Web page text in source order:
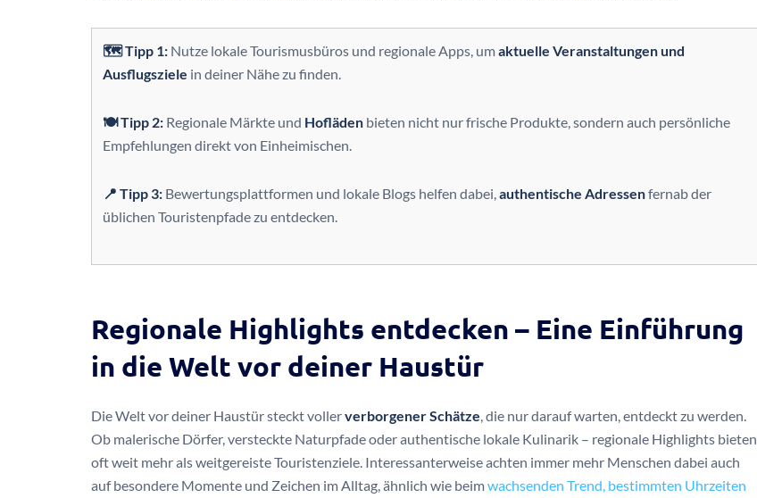
🗺️ Tipp 1: Nutze lokale Tourismusbüros und regionale Apps, umaktuelle Veranstaltungen und
Ausflugsziele in deiner Nähe zu finden.
🍽️ Tipp 2: Regionale Märkte und Hofläden bieten nicht nur frische Produkte, sondern auch persönliche
Empfehlungen direkt von Einheimischen.
📍 Tipp 3: Bewertungsplattformen und lokale Blogs helfen dabei,authentische Adressenfernab der
üblichen Touristenpfade zu entdecken.
Regionale Highlights entdecken – Eine Einführung
in die Welt vor deiner Haustür
Die Welt vor deiner Haustür steckt vollerverborgener Schätze, die nur darauf warten, entdeckt zu werden.
Ob malerische Dörfer, versteckte Naturpfade oder authentische lokale Kulinarik – regionale Highlights bieten
oft weit mehr als weitgereiste Touristenziele. Interessanterweise achten immer mehr Menschen dabei auch
auf besondere Momente und Zeichen im Alltag, ähnlich wie beimwachsenden Trend, bestimmten Uhrzeiten